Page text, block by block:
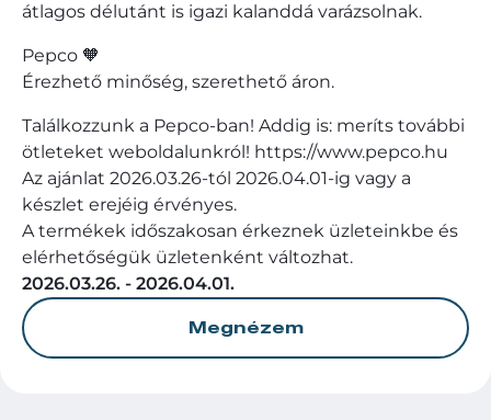
átlagos délutánt is igazi kalanddá varázsolnak.
Pepco 🧡
Érezhető minőség, szerethető áron.
Találkozzunk a Pepco-ban! Addig is: meríts további
ötleteket weboldalunkról! https://www.pepco.hu
Az ajánlat 2026.03.26-tól 2026.04.01-ig vagy a
készlet erejéig érvényes.
A termékek időszakosan érkeznek üzleteinkbe és
elérhetőségük üzletenként változhat.
2026.03.26. - 2026.04.01.
Megnézem